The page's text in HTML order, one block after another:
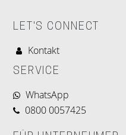
LET'S CONNECT
Kontakt
SERVICE
WhatsApp
0800 0057425